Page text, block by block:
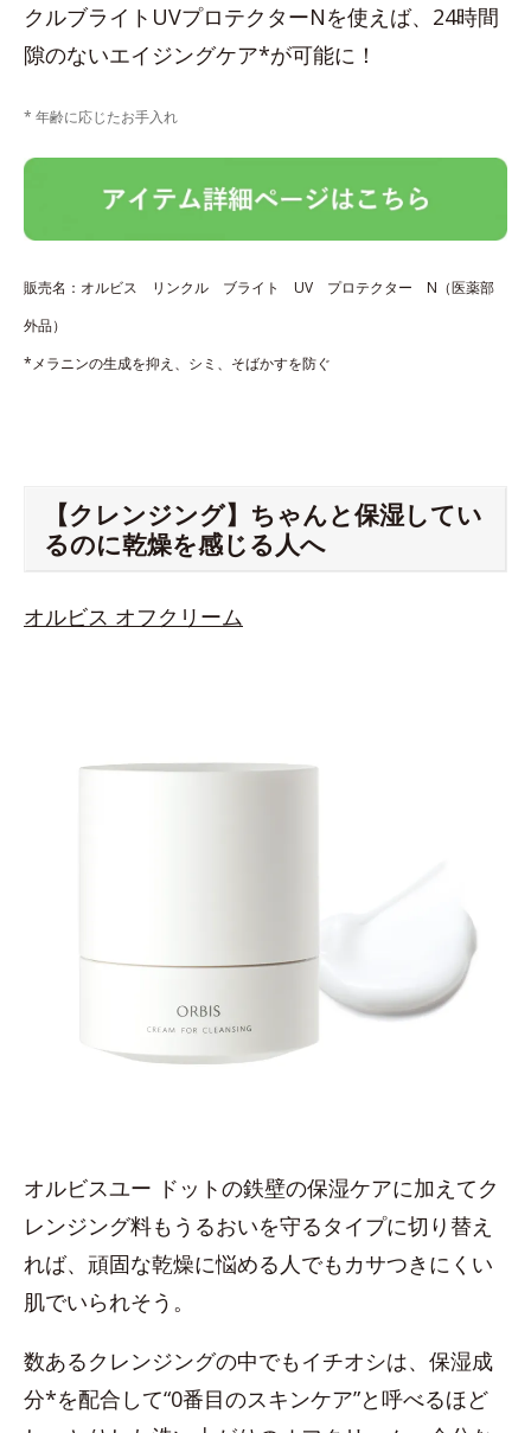
クルブライトUVプロテクターNを使えば、24時間
隙のないエイジングケア*が可能に！
* 年齢に応じたお手入れ
販売名：オルビス リンクル ブライト UV プロテクター N（医薬部
外品）
*メラニンの生成を抑え、シミ、そばかすを防ぐ
【クレンジング】ちゃんと保湿してい
るのに乾燥を感じる人へ
オルビス オフクリーム
オルビスユー ドットの鉄壁の保湿ケアに加えてク
レンジング料もうるおいを守るタイプに切り替え
れば、頑固な乾燥に悩める人でもカサつきにくい
肌でいられそう。
数あるクレンジングの中でもイチオシは、保湿成
分*を配合して“0番目のスキンケア”と呼べるほど